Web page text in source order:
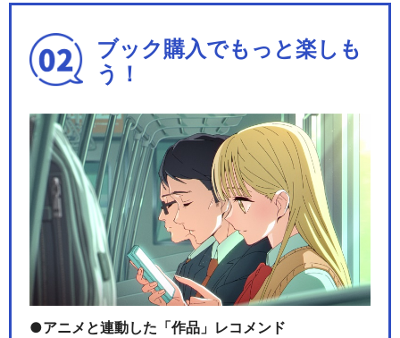
ブック購入でもっと楽しも
う！
アニメと連動した「作品」レコメンド